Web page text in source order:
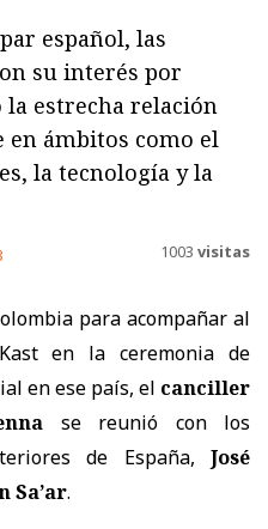
español, las
su interés por
estrecha relación
en ámbitos como el
la tecnología y la
1003 visitas
para acompañar al
en la ceremonia de
en ese país, el canciller
se reunió con los
de España, José
Sa’ar.